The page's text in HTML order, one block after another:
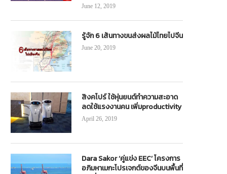
June 12, 2019
รู้จัก 6 เส้นทางขนส่งผลไม้ไทยไปจีน
June 20, 2019
สิงคโปร์ ใช้หุ่นยนต์ทำความสะอาด
ลดใช้แรงงานคน เพิ่มproductivity
April 26, 2019
Dara Sakor ‘คู่แข่ง EEC’ โครงการ
อภิมหาเมกะโปรเจกต์ของจีนบนพื้นที่